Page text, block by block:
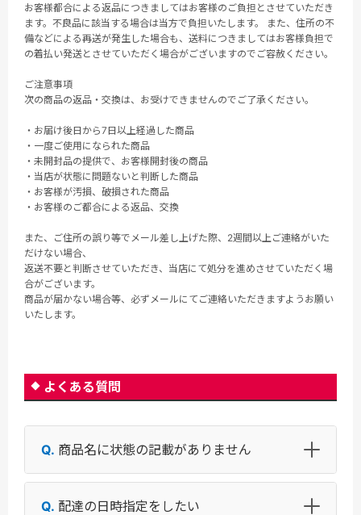
お客様都合による返品につきましてはお客様のご負担とさせていただき
ます。不良品に該当する場合は当方で負担いたします。 また、住所の不
備などによる再送が発生した場合も、送料につきましてはお客様負担で
の着払い発送とさせていただく場合がございますのでご容赦ください。
ご注意事項
次の商品の返品・交換は、お受けできませんのでご了承ください。
・お届け後日から7日以上経過した商品
・一度ご使用になられた商品
・未開封品の提供で、お客様開封後の商品
・当店が状態に問題ないと判断した商品
・お客様が汚損、破損された商品
・お客様のご都合による返品、交換
また、ご住所の誤り等でメール差し上げた際、2週間以上ご連絡がいた
だけない場合、
返送不要と判断させていただき、当店にて処分を進めさせていただく場
合がございます。
商品が届かない場合等、必ずメールにてご連絡いただきますようお願い
いたします。
よくある質問
商品名に状態の記載がありません
配達の日時指定をしたい